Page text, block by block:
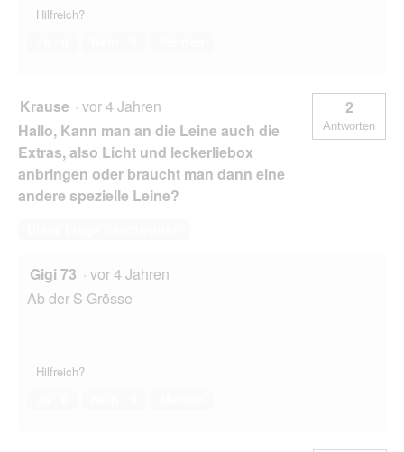
Hilfreich?
Krause · vor 4 Jahren
Hallo, Kann man an die Leine auch die
Extras, also Licht und leckerliebox
anbringen oder braucht man dann eine
andere spezielle Leine?
2
Antworten
Gigi 73 · vor 4 Jahren
Ab der S Grösse
Hilfreich?